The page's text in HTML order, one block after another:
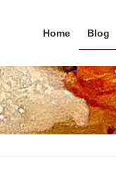
Home Blog